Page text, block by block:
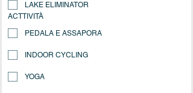
LAKE ELIMINATOR
ACTTIVITÀ
PEDALA E ASSAPORA​
INDOOR CYCLING
YOGA